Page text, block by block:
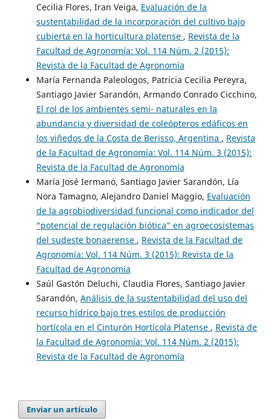
Cecilia Flores, Iran Veiga, Evaluación de la
sustentabilidad de la incorporación del cultivo bajo
cubierta en la horticultura platense , Revista de la
Facultad de Agronomía: Vol. 114 Núm. 2 (2015):
Revista de la Facultad de Agronomía
María Fernanda Paleologos, Patricia Cecilia Pereyra,
Santiago Javier Sarandón, Armando Conrado Cicchino,
El rol de los ambientes semi- naturales en la
abundancia y diversidad de coleópteros edáficos en
los viñedos de la Costa de Berisso, Argentina , Revista
de la Facultad de Agronomía: Vol. 114 Núm. 3 (2015):
Revista de la Facultad de Agronomía
María José Iermanó, Santiago Javier Sarandón, Lía
Nora Tamagno, Alejandro Daniel Maggio, Evaluación
de la agrobiodiversidad funcional como indicador del
“potencial de regulación biótica” en agroecosistemas
del sudeste bonaerense , Revista de la Facultad de
Agronomía: Vol. 114 Núm. 3 (2015): Revista de la
Facultad de Agronomía
Saúl Gastón Deluchi, Claudia Flores, Santiago Javier
Sarandón, Análisis de la sustentabilidad del uso del
recurso hídrico bajo tres estilos de producción
hortícola en el Cinturón Hortícola Platense , Revista de
la Facultad de Agronomía: Vol. 114 Núm. 2 (2015):
Revista de la Facultad de Agronomía
Enviar un artículo